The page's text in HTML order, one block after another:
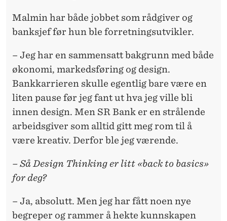
Malmin har både jobbet som rådgiver og
banksjef før hun ble forretningsutvikler.
– Jeg har en sammensatt bakgrunn med både
økonomi, markedsføring og design.
Bankkarrieren skulle egentlig bare være en
liten pause før jeg fant ut hva jeg ville bli
innen design. Men SR Bank er en strålende
arbeidsgiver som alltid gitt meg rom til å
være kreativ. Derfor ble jeg værende.
– Så Design Thinking er litt «back to basics»
for deg?
– Ja, absolutt. Men jeg har fått noen nye
begreper og rammer å hekte kunnskapen